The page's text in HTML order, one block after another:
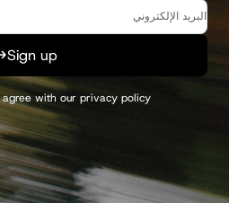
البريد الإلكتروني
Sign up
agree with our privacy policy